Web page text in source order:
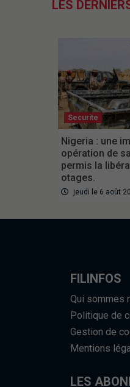
LES
Securite
Nigeria : une
opération de
permis la
otages.
jeudi le 6 août
FILINFOS
Qui sommes
Politique de
Gestion de
Mentions
LES